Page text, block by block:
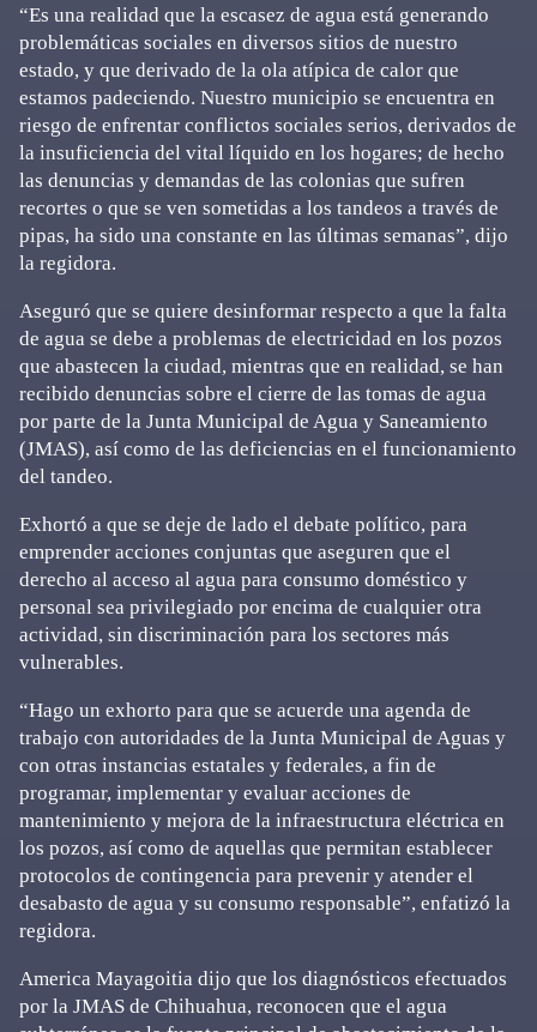
“Es una realidad que la escasez de agua está generando
problemáticas sociales en diversos sitios de nuestro
estado, y que derivado de la ola atípica de calor que
estamos padeciendo. Nuestro municipio se encuentra en
riesgo de enfrentar conflictos sociales serios, derivados de
la insuficiencia del vital líquido en los hogares; de hecho
las denuncias y demandas de las colonias que sufren
recortes o que se ven sometidas a los tandeos a través de
pipas, ha sido una constante en las últimas semanas”, dijo
la regidora.
Aseguró que se quiere desinformar respecto a que la falta
de agua se debe a problemas de electricidad en los pozos
que abastecen la ciudad, mientras que en realidad, se han
recibido denuncias sobre el cierre de las tomas de agua
por parte de la Junta Municipal de Agua y Saneamiento
(JMAS), así como de las deficiencias en el funcionamiento
del tandeo.
Exhortó a que se deje de lado el debate político, para
emprender acciones conjuntas que aseguren que el
derecho al acceso al agua para consumo doméstico y
personal sea privilegiado por encima de cualquier otra
actividad, sin discriminación para los sectores más
vulnerables.
“Hago un exhorto para que se acuerde una agenda de
trabajo con autoridades de la Junta Municipal de Aguas y
con otras instancias estatales y federales, a fin de
programar, implementar y evaluar acciones de
mantenimiento y mejora de la infraestructura eléctrica en
los pozos, así como de aquellas que permitan establecer
protocolos de contingencia para prevenir y atender el
desabasto de agua y su consumo responsable”, enfatizó la
regidora.
America Mayagoitia dijo que los diagnósticos efectuados
por la JMAS de Chihuahua, reconocen que el agua